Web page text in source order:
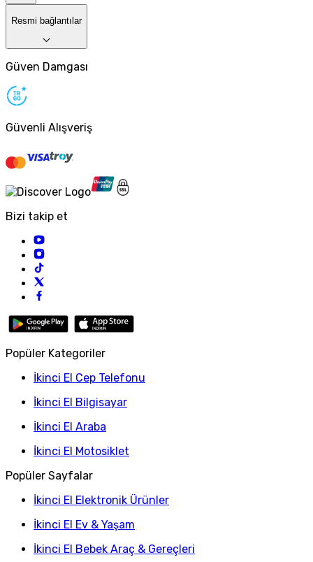
Resmi bağlantılar
Güven Damgası
Güvenli Alışveriş
Bizi takip et
Popüler Kategoriler
İkinci El Cep Telefonu
İkinci El Bilgisayar
İkinci El Araba
İkinci El Motosiklet
Popüler Sayfalar
İkinci El Elektronik Ürünler
İkinci El Ev & Yaşam
İkinci El Bebek Araç & Gereçleri